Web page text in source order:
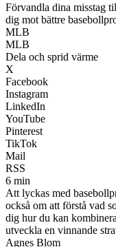
Förvandla dina misstag
dig mot bättre
MLB
MLB
Dela och sprid värme
X
Facebook
Instagram
LinkedIn
YouTube
Pinterest
TikTok
Mail
RSS
6 min
Att lyckas med
också om att förstå vad
dig hur du kan
utveckla en vinnande
Agnes Blom